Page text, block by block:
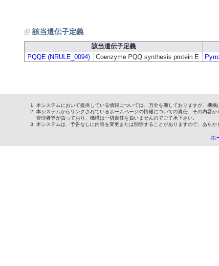
該当遺伝子定義
該当遺伝子定義
PQQE (NRULE_0094)
Coenzyme PQQ synthesis protein E
本システムにおいて提供している情報については、万全を期しておりますが、機
本システムからリンクされているホームページの情報についての責任、その内容
管理者等が負っており、機構は一切責任を負いませんのでご了承下さい。
本システムは、予告なしに内容を変更または削除することがありますので、あらか
ホ